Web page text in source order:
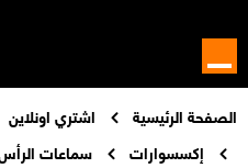
الصفحة الرئيسية اشتري اونلاين
إكسسوارات
سماعات